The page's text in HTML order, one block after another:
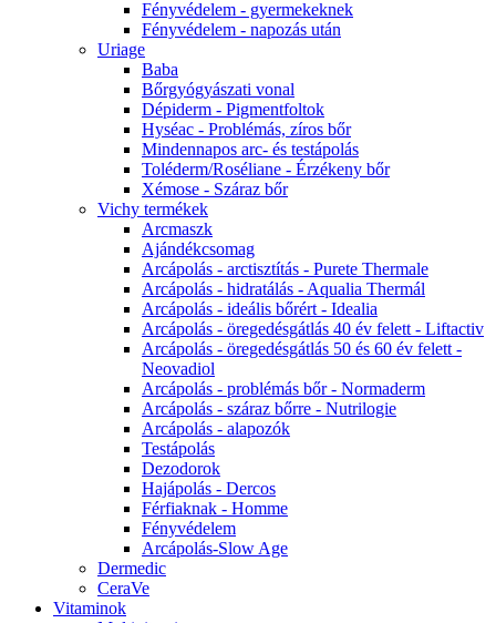
Fényvédelem - gyermekeknek
Fényvédelem - napozás után
Uriage
Baba
Bőrgyógyászati vonal
Dépiderm - Pigmentfoltok
Hyséac - Problémás, zíros bőr
Mindennapos arc- és testápolás
Toléderm/Roséliane - Érzékeny bőr
Xémose - Száraz bőr
Vichy termékek
Arcmaszk
Ajándékcsomag
Arcápolás - arctisztítás - Purete Thermale
Arcápolás - hidratálás - Aqualia Thermál
Arcápolás - ideális bőrért - Idealia
Arcápolás - öregedésgátlás 40 év felett - Liftactiv
Arcápolás - öregedésgátlás 50 és 60 év felett -
Neovadiol
Arcápolás - problémás bőr - Normaderm
Arcápolás - száraz bőrre - Nutrilogie
Arcápolás - alapozók
Testápolás
Dezodorok
Hajápolás - Dercos
Férfiaknak - Homme
Fényvédelem
Arcápolás-Slow Age
Dermedic
CeraVe
Vitaminok